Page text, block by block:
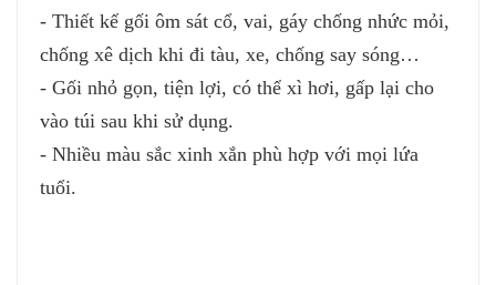
- Thiết kế gối ôm sát cổ, vai, gáy chống nhức mỏi,
chống xê dịch khi đi tàu, xe, chống say sóng…
- Gối nhỏ gọn, tiện lợi, có thể xì hơi, gấp lại cho
vào túi sau khi sử dụng.
- Nhiều màu sắc xinh xắn phù hợp với mọi lứa
tuổi.